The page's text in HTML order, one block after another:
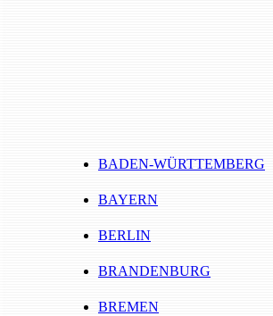
BADEN-WÜRTTEMBERG
BAYERN
BERLIN
BRANDENBURG
BREMEN